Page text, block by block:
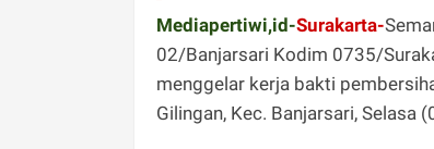
Mediapertiwi,id-Surakarta-
02/Banjarsari Kodim 0735/
menggelar kerja bakti
Gilingan, Kec. Banjarsari, Selasa